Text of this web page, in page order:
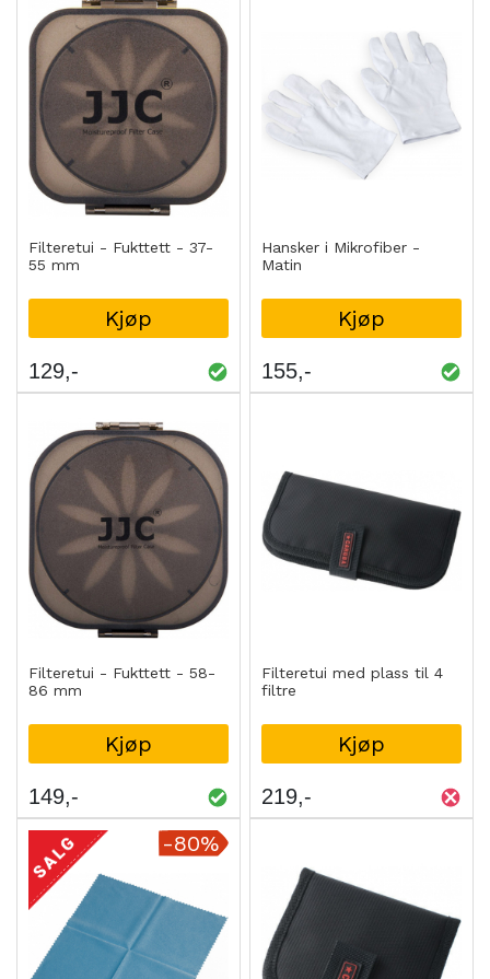
Filteretui - Fukttett - 37-
55 mm
Kjøp
129
Hansker i Mikrofiber -
Matin
Kjøp
155
Filteretui - Fukttett - 58-
86 mm
Kjøp
149
Filteretui med plass til 4
filtre
Kjøp
219
-80%